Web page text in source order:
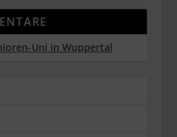
Uni in Wuppertal